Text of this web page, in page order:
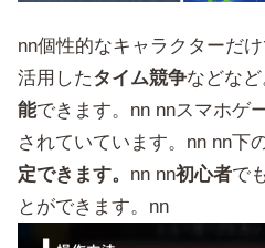
nn個性的なキャラクターだけ
活用したタイム競争などな
能できます。nn nnスマホゲ
されていています。nn nn下
定できます。 nn nn初心者で
とができます。nn